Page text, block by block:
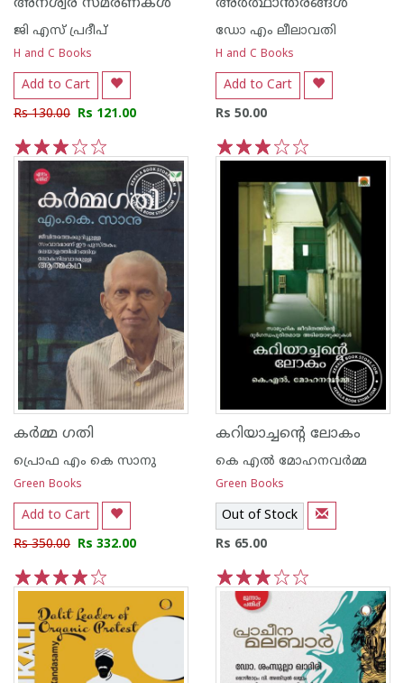
അനശ്വര സ്മരണകള്‍
ജി എസ്‌ പ്രദീപ്‌
H and C Books
Add to Cart
Rs 130.00 Rs 121.00
5
4
3
2
1
അര്‍ത്ഥാന്തരങ്ങള്‍
ഡോ എം ലീലാവതി
H and C Books
Add to Cart
Rs 50.00
5
4
3
2
1
കര്‍മ്മ ഗതി
പ്രൊഫ എം കെ സാനു
Green Books
Add to Cart
Rs 350.00 Rs 332.00
5
4
3
2
1
കറിയാച്ചന്റെ ലോകം
കെ എല്‍ മോഹനവര്‍മ്മ
Green Books
Out of Stock
Rs 65.00
4
3
2